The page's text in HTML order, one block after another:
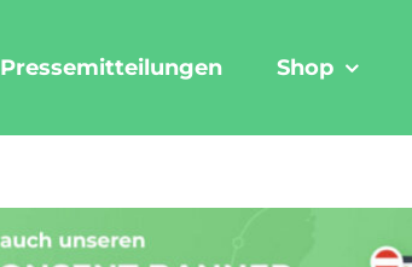
Pressemitteilungen Shop